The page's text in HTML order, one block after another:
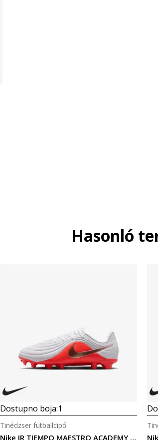
Hasonló
Dostupno boja:1
Nike JR TIEMPO MAESTRO ACADEMY FGMG
Tinédzser futballcipő